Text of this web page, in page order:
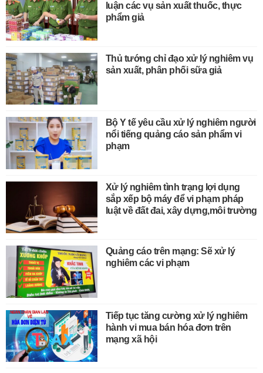
luận các vụ sản xuất thuốc, thực
phẩm giả
Thủ tướng chỉ đạo xử lý nghiêm vụ
sản xuất, phân phối sữa giả
Bộ Y tế yêu cầu xử lý nghiêm người
nổi tiếng quảng cáo sản phẩm vi
phạm
Xử lý nghiêm tình trạng lợi dụng
sắp xếp bộ máy để vi phạm pháp
luật về đất đai, xây dựng,môi trường
Quảng cáo trên mạng: Sẽ xử lý
nghiêm các vi phạm
Tiếp tục tăng cường xử lý nghiêm
hành vi mua bán hóa đơn trên
mạng xã hội